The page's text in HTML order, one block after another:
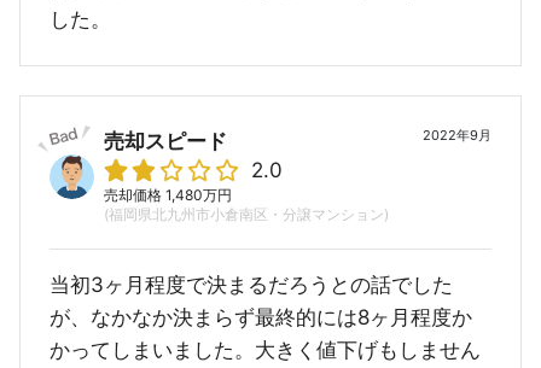
した。
2022年9月
売却スピード
2.0
売却価格 1,480万円
(福岡県北九州市小倉南区・分譲マンション)
当初3ヶ月程度で決まるだろうとの話でした
が、なかなか決まらず最終的には8ヶ月程度か
かってしまいました。大きく値下げもしません